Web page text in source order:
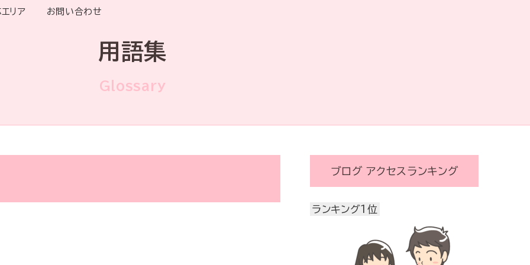
リア お問い合わせ
用語集
Glossary
ブログ アクセスランキング
ランキング1位